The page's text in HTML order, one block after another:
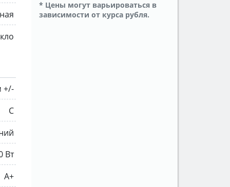
+/-
C
Вт
A+
* Цены могут варьироваться в
зависимости от курса рубля.